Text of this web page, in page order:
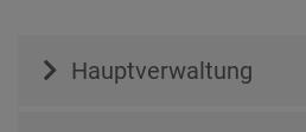
Hauptverwaltung